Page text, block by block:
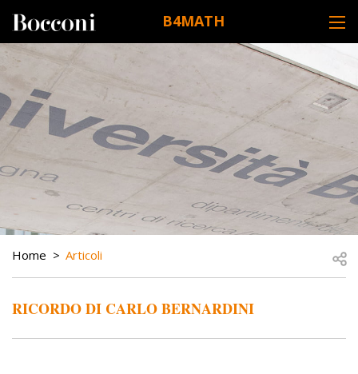
B4MATH
DESK NAVIGATION
BREADCRUMB
Home Articoli
RICORDO DI CARLO BERNARDINI